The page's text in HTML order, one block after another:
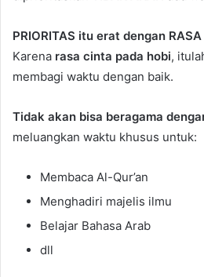
PRIORITAS itu erat dengan RASA
Karena rasa cinta pada hobi,
membagi waktu dengan baik.
Tidak akan bisa beragama
meluangkan waktu khusus untuk:
Membaca Al-Qur’an
Menghadiri majelis ilmu
Belajar Bahasa Arab
dll